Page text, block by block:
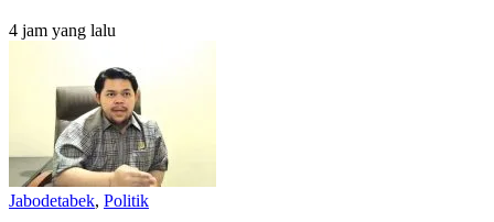
4 jam yang lalu
Jabodetabek, Politik